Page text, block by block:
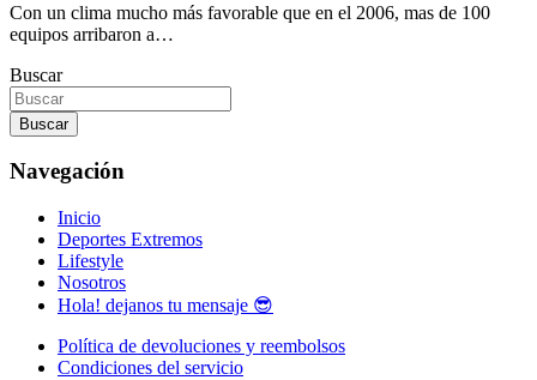
Con un clima mucho más favorable que en el 2006, mas de 100
equipos arribaron a…
Buscar
Buscar
Navegación
Inicio
Deportes Extremos
Lifestyle
Nosotros
Hola! dejanos tu mensaje 😎
Política de devoluciones y reembolsos
Condiciones del servicio